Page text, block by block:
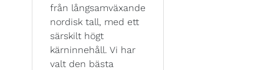
från långsamväxande
nordisk tall, med ett
särskilt högt
kärninnehåll. Vi har
valt den bästa